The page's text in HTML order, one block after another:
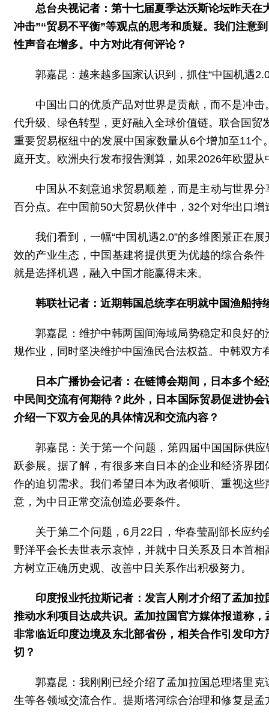
总台央视记者：第十七届夏季达沃斯论坛昨天在
冲击”“贸易不平衡”等观点的思考和质疑。我们注意
性声音在增多。中方对此有何评论？
郭嘉昆：越来越多国家认识到，抓住“中国机遇
中国出口的优质产品对世界是贡献，而不是冲
代升级、绿色转型，更好融入全球价值链。联合国
重要贸易枢纽中的发展中国家数量从6个增加至11
庭开支。欧洲央行发布报告测算，如果2026年欧盟
中国从不刻意追求贸易顺差，而是主动与世界
百分点。在中国前50大贸易伙伴中，32个对华出口
我们看到，一幅“中国机遇2.0”的多维图景正在
效的产业生态，中国基建将提供更为优越的综合条
就是选择机遇，融入中国才能赢得未来。
韩联社记者：近期韩国总统李在明就中国渔船持
郭嘉昆：维护中韩两国间海域局势稳定和良好
规作业，同时坚决维护中国渔民合法权益。中韩双
日本广播协会记者：在链博会期间，日本多个
中民间交流有何期待？此外，日本国际贸易促进协
介绍一下双方会见的具体情况和交流内容？
郭嘉昆：关于第一个问题，第四届中国国际供
跃参展。据了解，有很多来自日本的企业和经济界
作的迫切需求。我们希望日本为政者倾听、重视这
意，为中日正常交流创造必要条件。
关于第二个问题，6月22日，华春莹副部长应
野洋平会长去世表示哀悼，并就中日关系及日本首
方树立正确历史观、改善中日关系作出积极努力。
印度报业托拉斯记者：发言人刚才介绍了孟加
推动水利项目达成共识。孟加拉国官方媒体报道称
非常临近印度边境及东北部省份，相关合作引发印
切？
郭嘉昆：我刚刚已经介绍了孟加拉国总理塔里
生等各领域交流合作。提斯塔河综合治理和修复是